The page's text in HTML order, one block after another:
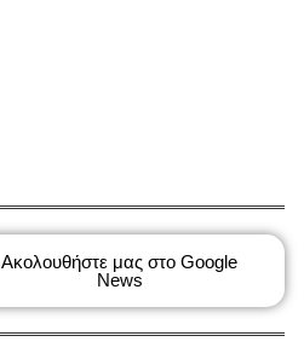
Ακολουθήστε μας στο Google
News